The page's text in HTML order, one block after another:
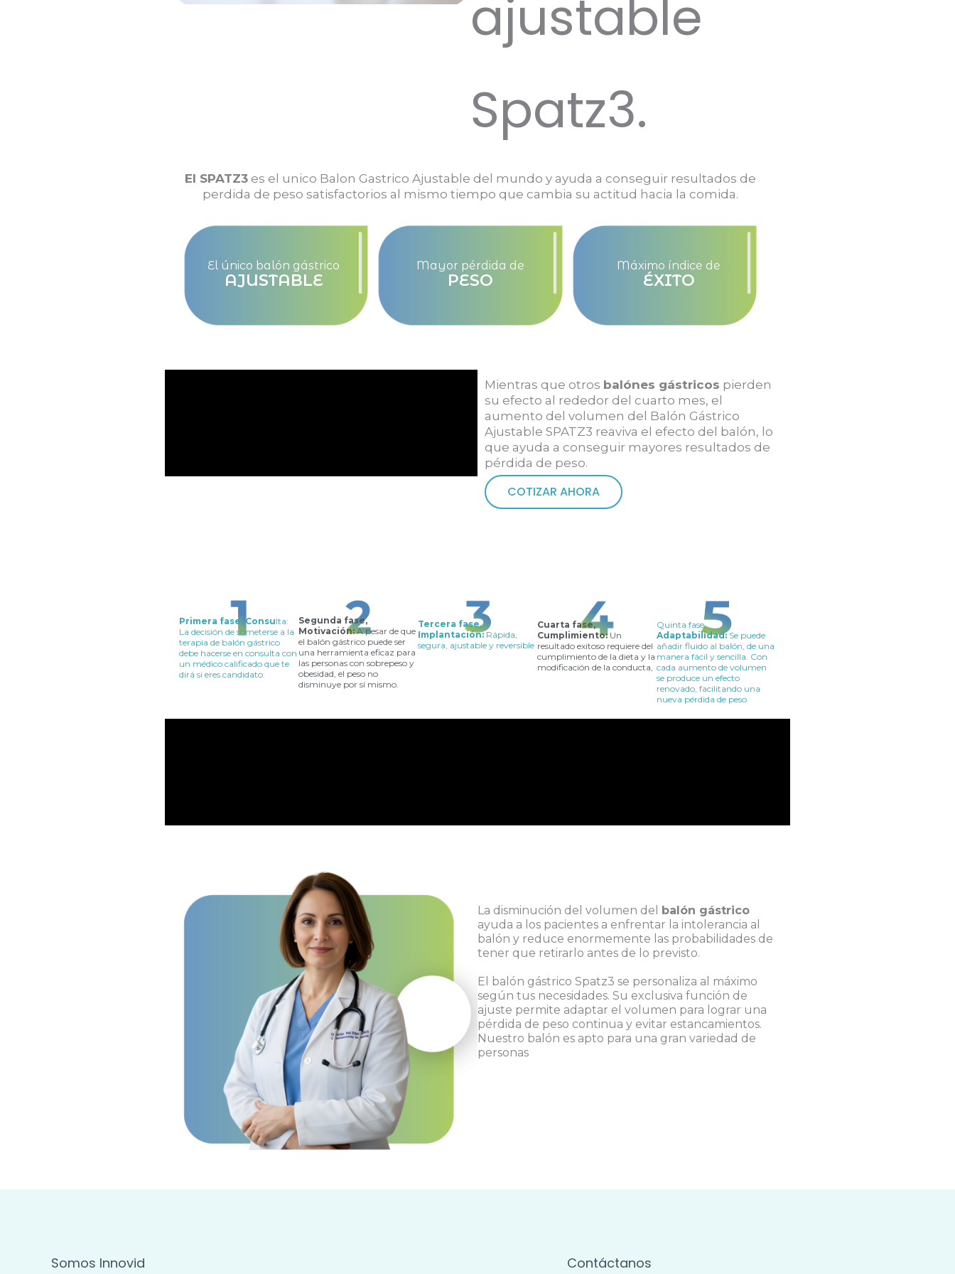
ajustable
Spatz3.
El SPATZ3 es el unico Balon Gastrico Ajustable del mundo y ayuda a conseguir resultados de
perdida de peso satisfactorios al mismo tiempo que cambia su actitud hacia la comida.
El único balón gástrico
AJUSTABLE
Mayor pérdida de
PESO
Máximo índice de
ÉXITO
Mientras que otros balónes gástricos pierden
su efecto al rededor del cuarto mes, el
aumento del volumen del Balón Gástrico
Ajustable SPATZ3 reaviva el efecto del balón, lo
que ayuda a conseguir mayores resultados de
pérdida de peso.
COTIZAR AHORA
Primera fase, Consulta:
La decisión de someterse a la
terapia de balón gástrico
debe hacerse en consulta con
un médico calificado que te
dirá si eres candidato.
Segunda fase,
Motivación:A pesar de que
el balón gástrico puede ser
una herramienta eficaz para
las personas con sobrepeso y
obesidad, el peso no
disminuye por sí mismo.
Tercera fase,
Implantación:Rápida,
segura, ajustable y reversible
Cuarta fase,
Cumplimiento: Un
resultado exitoso requiere del
cumplimiento de la dieta y la
modificación de la conducta,
Quinta fase,
Adaptabilidad: Se puede
añadir fluido al balón, de una
manera fácil y sencilla. Con
cada aumento de volumen
se produce un efecto
renovado, facilitando una
nueva pérdida de peso
La disminución del volumen del balón gástrico
ayuda a los pacientes a enfrentar la intolerancia al
balón y reduce enormemente las probabilidades de
tener que retirarlo antes de lo previsto.
El balón gástrico Spatz3 se personaliza al máximo
según tus necesidades. Su exclusiva función de
ajuste permite adaptar el volumen para lograr una
pérdida de peso continua y evitar estancamientos.
Nuestro balón es apto para una gran variedad de
personas
Somos Innovid Contáctanos